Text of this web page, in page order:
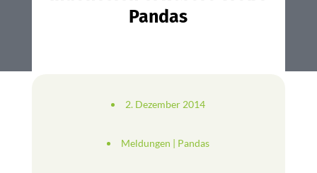
Pandas
2. Dezember 2014
Meldungen | Pandas